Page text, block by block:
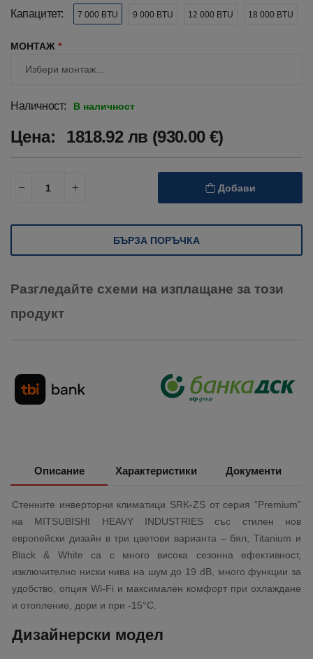
Капацитет: 7 000 BTU 9 000 BTU 12 000 BTU 18 000 BTU
МОНТАЖ *
Наличност: В наличност
Цена: 1818.92 лв (930.00 €)
Добави
БЪРЗА ПОРЪЧКА
Разгледайте схеми на изплащане за този
продукт
Описание Характеристики Документи
Стенните инверторни климатици SRK-ZS от серия “Premium”
на MITSUBISHI HEAVY INDUSTRIES със стилен нов
европейски дизайн в три цветови варианта – бял, Titanium и
Black & White са с много висока сезонна ефективност,
изключително ниски нива на шум до 19 dB, много функции за
удобство, опция Wi-Fi и максимален комфорт при охлаждане
и отопление, дори и при -15°C.
Дизайнерски модел